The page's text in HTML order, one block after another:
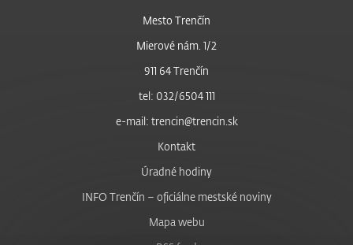
Mesto Trenčín
Mierové nám. 1/2
911 64 Trenčín
tel: 032/6504 111
e-mail: trencin@trencin.sk
Kontakt
Úradné hodiny
INFO Trenčín – oficiálne mestské noviny
Mapa webu